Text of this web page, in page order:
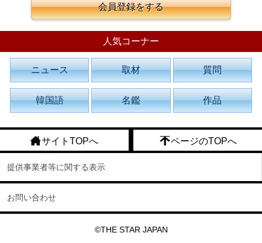
会員登録をする
人気コーナー
ニュース 取材 質問
韓国語 名鑑 作品
サイトTOPへ ページのTOPへ
提供事業者等に関する表示
お問い合わせ
©THE STAR JAPAN